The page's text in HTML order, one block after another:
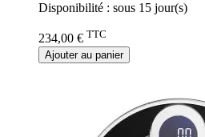
Disponibilité : sous 15 jour(s)
234,00 € TTC
Ajouter au panier